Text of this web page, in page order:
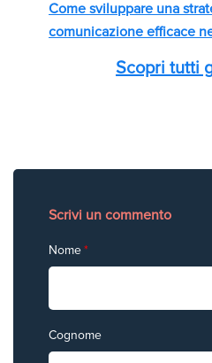
Come sviluppare una
comunicazione efficace
Scopri tutti
Scrivi un commento
Nome*
Cognome